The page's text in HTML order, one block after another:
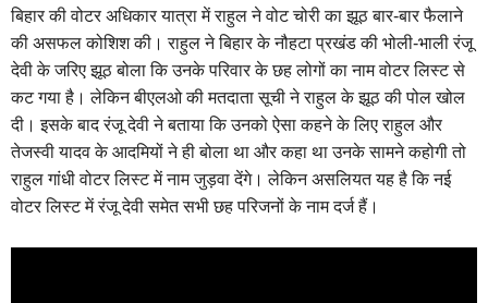
बिहार की वोटर अधिकार यात्रा में राहुल ने वोट चोरी का झूठ बार-बार फैलाने
की असफल कोशिश की। राहुल ने बिहार के नौहटा प्रखंड की भोली-भाली रंजू
देवी के जरिए झूठ बोला कि उनके परिवार के छह लोगों का नाम वोटर लिस्ट से
कट गया है। लेकिन बीएलओ की मतदाता सूची ने राहुल के झूठ की पोल खोल
दी। इसके बाद रंजू देवी ने बताया कि उनको ऐसा कहने के लिए राहुल और
तेजस्वी यादव के आदमियों ने ही बोला था और कहा था उनके सामने कहोगी तो
राहुल गांधी वोटर लिस्ट में नाम जुड़वा देंगे। लेकिन असलियत यह है कि नई
वोटर लिस्ट में रंजू देवी समेत सभी छह परिजनों के नाम दर्ज हैं।